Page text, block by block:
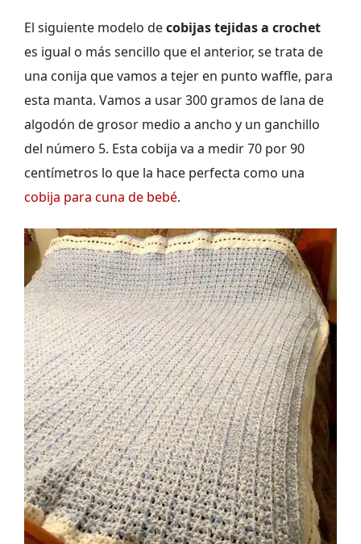
El siguiente modelo decobijas tejidas a crochet
es igual o más sencillo que el anterior, se trata de
una conija que vamos a tejer en punto waffle, para
esta manta. Vamos a usar 300 gramos de lana de
algodón de grosor medio a ancho y un ganchillo
del número 5. Esta cobija va a medir 70 por 90
centímetros lo que la hace perfecta como una
cobija para cuna de bebé.